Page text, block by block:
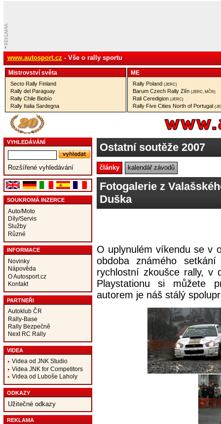
www.autosport.cz - Vše o rally sportu
Mistrovství­ světa
Secto Rally Finland
Rally del Paraguay
Rally Chile Biobío
Rally Italia Sardegna
ME
Rally Poland (JERC)
Barum Czech Rally Zlín (JERC, MČR)
Rali Ceredigion (JERC)
Rally Five Cities North of Portugal
VYHLEDÁVÁNÍ
Rozšířené vyhledávání
SOUKROMÁ INZERCE
Auto/Moto
Díly/Servis
Služby
Různé
INFORMACE
Novinky
Nápověda
O Autosport.cz
Kontakt
PARTNEŘI
Autoklub ČR
Rally-Base
Rally Bezpečně
Next RC Rally
VIDEA
Videa od JNK Studio
Videa JNK for Competitors
Videa od Luboše Laholy
ODKAZY
Užitečné odkazy
REKLAMA
Ostatní soutěže 2007
články kalendář závodů
Fotogalerie z
Duška
O uplynulém víkendu se v
obdoba známého
rychlostní zkoušce rally, v
Playstationu si můžete
autorem je náš stálý